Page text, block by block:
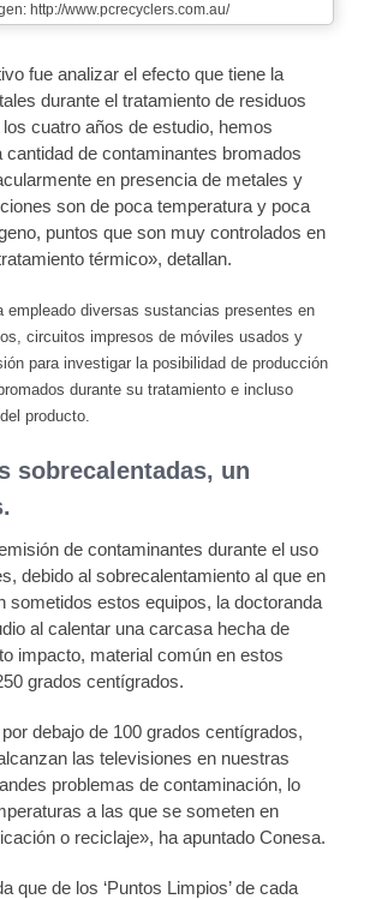
http://www.pcrecyclers.com.au/
fue analizar el efecto que tiene la
durante el tratamiento de residuos
cuatro años de estudio, hemos
cantidad de contaminantes bromados
en presencia de metales y
son de poca temperatura y poca
puntos que son muy controlados en
térmico», detallan.
empleado diversas sustancias presentes en
circuitos impresos de móviles usados y
para investigar la posibilidad de producción
durante su tratamiento e incluso
producto.
sobrecalentadas, un
de contaminantes durante el uso
debido al sobrecalentamiento al que en
sometidos estos equipos, la doctoranda
al calentar una carcasa hecha de
impacto, material común en estos
grados centígrados.
debajo de 100 grados centígrados,
las televisiones en nuestras
problemas de contaminación, lo
a las que se someten en
o reciclaje», ha apuntado Conesa.
que de los ‘Puntos Limpios’ de cada